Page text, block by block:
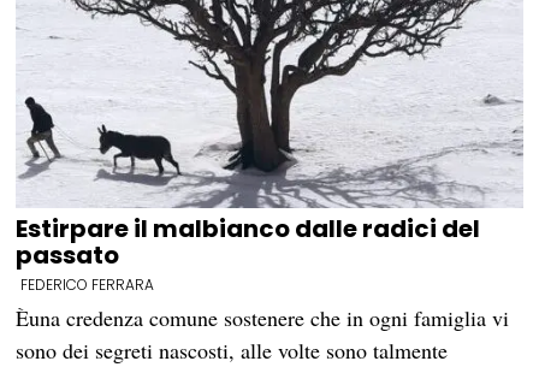
Estirpare il malbianco dalle radici del
passato
FEDERICO FERRARA
Èuna credenza comune sostenere che in ogni famiglia vi
sono dei segreti nascosti, alle volte sono talmente